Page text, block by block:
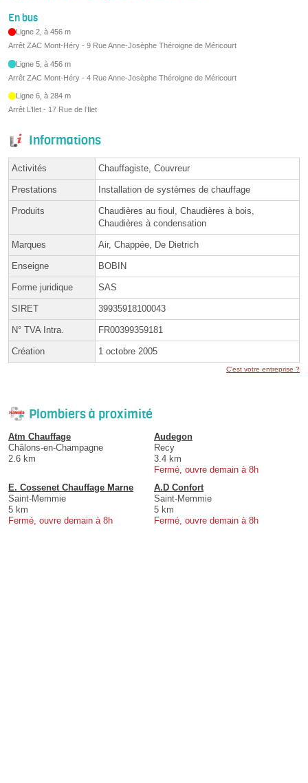
En bus
Ligne 2, à 456 m
Arrêt ZAC Mont-Héry - 9 Rue Anne-Josèphe Théroigne de Méricourt
Ligne 5, à 456 m
Arrêt ZAC Mont-Héry - 4 Rue Anne-Josèphe Théroigne de Méricourt
Ligne 6, à 284 m
Arrêt L’Ilet - 17 Rue de l’Ilet
Informations
Activités Chauffagiste, Couvreur
Prestations Installation de systèmes de chauffage
Produits
Chaudières au fioul, Chaudières à bois,
Chaudières à condensation
Marques Air, Chappée, De Dietrich
Enseigne BOBIN
Forme juridique SAS
SIRET 39935918100043
N° TVA Intra. FR00399359181
Création 1 octobre 2005
C'est votre entreprise ?
Plombiers à proximité
Atm Chauffage
Châlons-en-Champagne
2.6 km
Audegon
Recy
3.4 km
Fermé, ouvre demain à 8h
E. Cossenet Chauffage Marne
Saint-Memmie
5 km
Fermé, ouvre demain à 8h
A.D Confort
Saint-Memmie
5 km
Fermé, ouvre demain à 8h